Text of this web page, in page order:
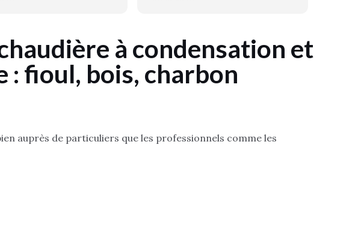
clairement ce
ses contacts utiles.
est particulièrement
c’est son sérieux et
du service : il revient si
fait.
Le travail est très soigné. Je
et votre excellent travail.
à condensation et
: fioul, bois, charbon
auprès de particuliers que les professionnels comme les